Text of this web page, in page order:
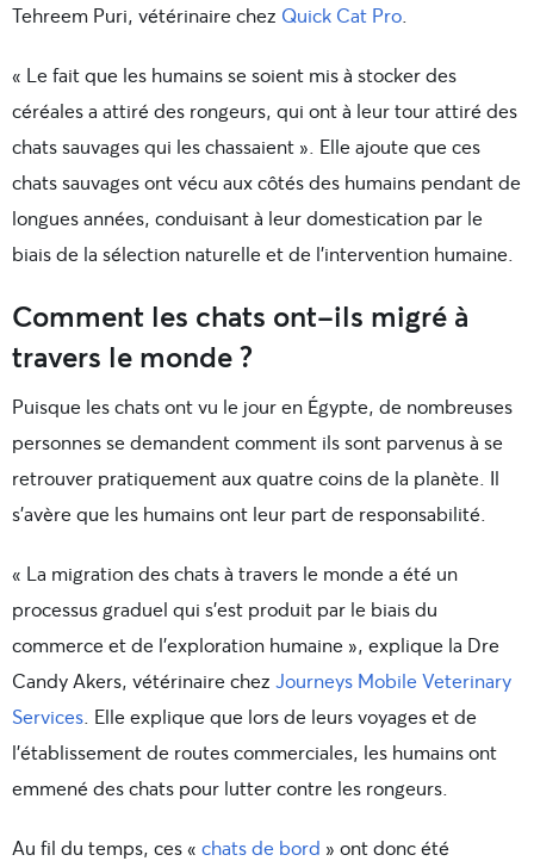
Tehreem Puri, vétérinaire chez Quick Cat Pro
« Le fait que les humains se soient mis à stocker des
céréales a attiré des rongeurs, qui ont à leur tour attiré des
chats sauvages qui les chassaient ». Elle ajoute que ces
chats sauvages ont vécu aux côtés des humains pendant de
longues années, conduisant à leur domestication par le
biais de la sélection naturelle et de l’intervention humaine.
Comment les chats ont-ils migré à
travers le monde ?
Puisque les chats ont vu le jour en Égypte, de nombreuses
personnes se demandent comment ils sont parvenus à se
retrouver pratiquement aux quatre coins de la planète. Il
s’avère que les humains ont leur part de responsabilité.
« La migration des chats à travers le monde a été un
processus graduel qui s’est produit par le biais du
commerce et de l’exploration humaine », explique la Dre
Candy Akers, vétérinaire chez Journeys Mobile Veterinary
Services . Elle explique que lors de leurs voyages et de
l’établissement de routes commerciales, les humains ont
emmené des chats pour lutter contre les rongeurs.
Au fil du temps, ces « chats de bord » ont donc été